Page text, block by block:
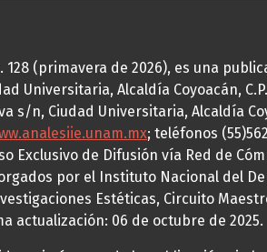
128 (primavera de 2026), es una
Universitaria, Alcaldía Coyoacán,
n, Ciudad Universitaria, Alcaldía
; teléfonos
de Difusión vía Red de
por el Instituto Nacional del
Estéticas, Circuito
actualización: 06 de octubre de 2025.